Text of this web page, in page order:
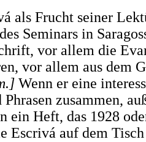
als Frucht seiner
Seminars in
vor allem die
vor allem aus dem
Wenn er eine
zusammen,
ein Heft, das 1928
Escrivá auf dem